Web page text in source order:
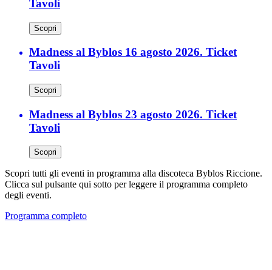
Tavoli
Scopri
Madness al Byblos 16 agosto 2026. Ticket
Tavoli
Scopri
Madness al Byblos 23 agosto 2026. Ticket
Tavoli
Scopri
Scopri tutti gli eventi in programma alla discoteca Byblos Riccione.
Clicca sul pulsante qui sotto per leggere il programma completo
degli eventi.
Programma completo